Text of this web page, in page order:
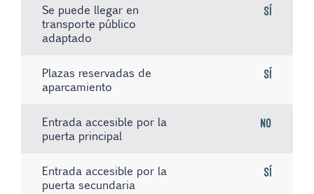
Se puede llegar en
transporte público
adaptado
Sí
Plazas reservadas de
aparcamiento
Sí
Entrada accesible por la
puerta principal
No
Entrada accesible por la
puerta secundaria
Sí